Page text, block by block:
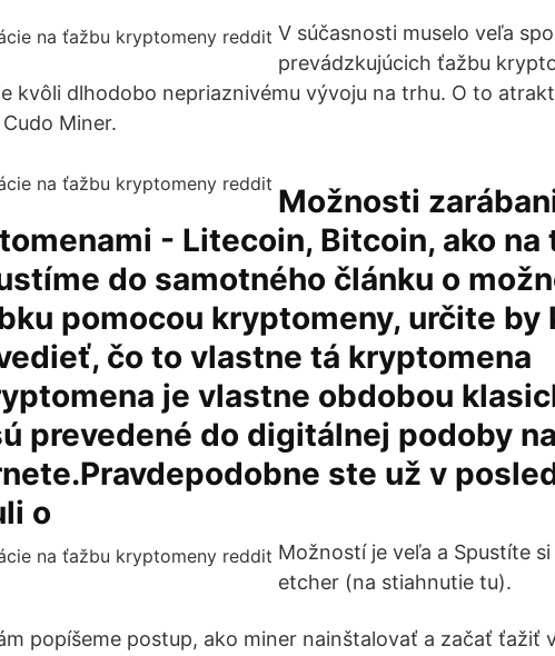
V súčasnosti muselo veľa
prevádzkujúcich ťažbu
kvôli dlhodobo nepriaznivému vývoju na trhu. O to
Miner.
Možnosti
- Litecoin, Bitcoin, ako na
do samotného článku o
pomocou kryptomeny, určite by
čo to vlastne tá kryptomena
je vlastne obdobou
prevedené do digitálnej podoby na
ste už v
o
Možností je veľa a Spustíte
etcher (na stiahnutie tu).
popíšeme postup, ako miner nainštalovať a začať ťažiť